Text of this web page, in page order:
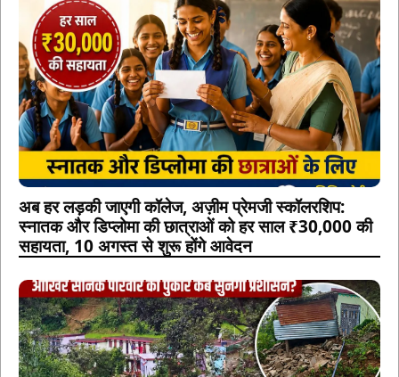
अब हर लड़की जाएगी कॉलेज, अज़ीम प्रेमजी स्कॉलरशिप:
स्नातक और डिप्लोमा की छात्राओं को हर साल ₹30,000 की
सहायता, 10 अगस्त से शुरू होंगे आवेदन